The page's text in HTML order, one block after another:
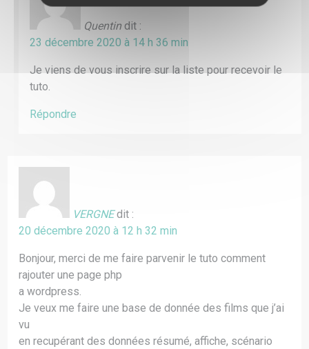
Quentin dit :
23 décembre 2020 à 14 h 36 min
Je viens de vous inscrire sur la liste pour recevoir le
tuto.
Répondre
VERGNE dit :
20 décembre 2020 à 12 h 32 min
Bonjour, merci de me faire parvenir le tuto comment
rajouter une page php
a wordpress.
Je veux me faire une base de donnée des films que j’ai
vu
en recupérant des données résumé, affiche, scénario